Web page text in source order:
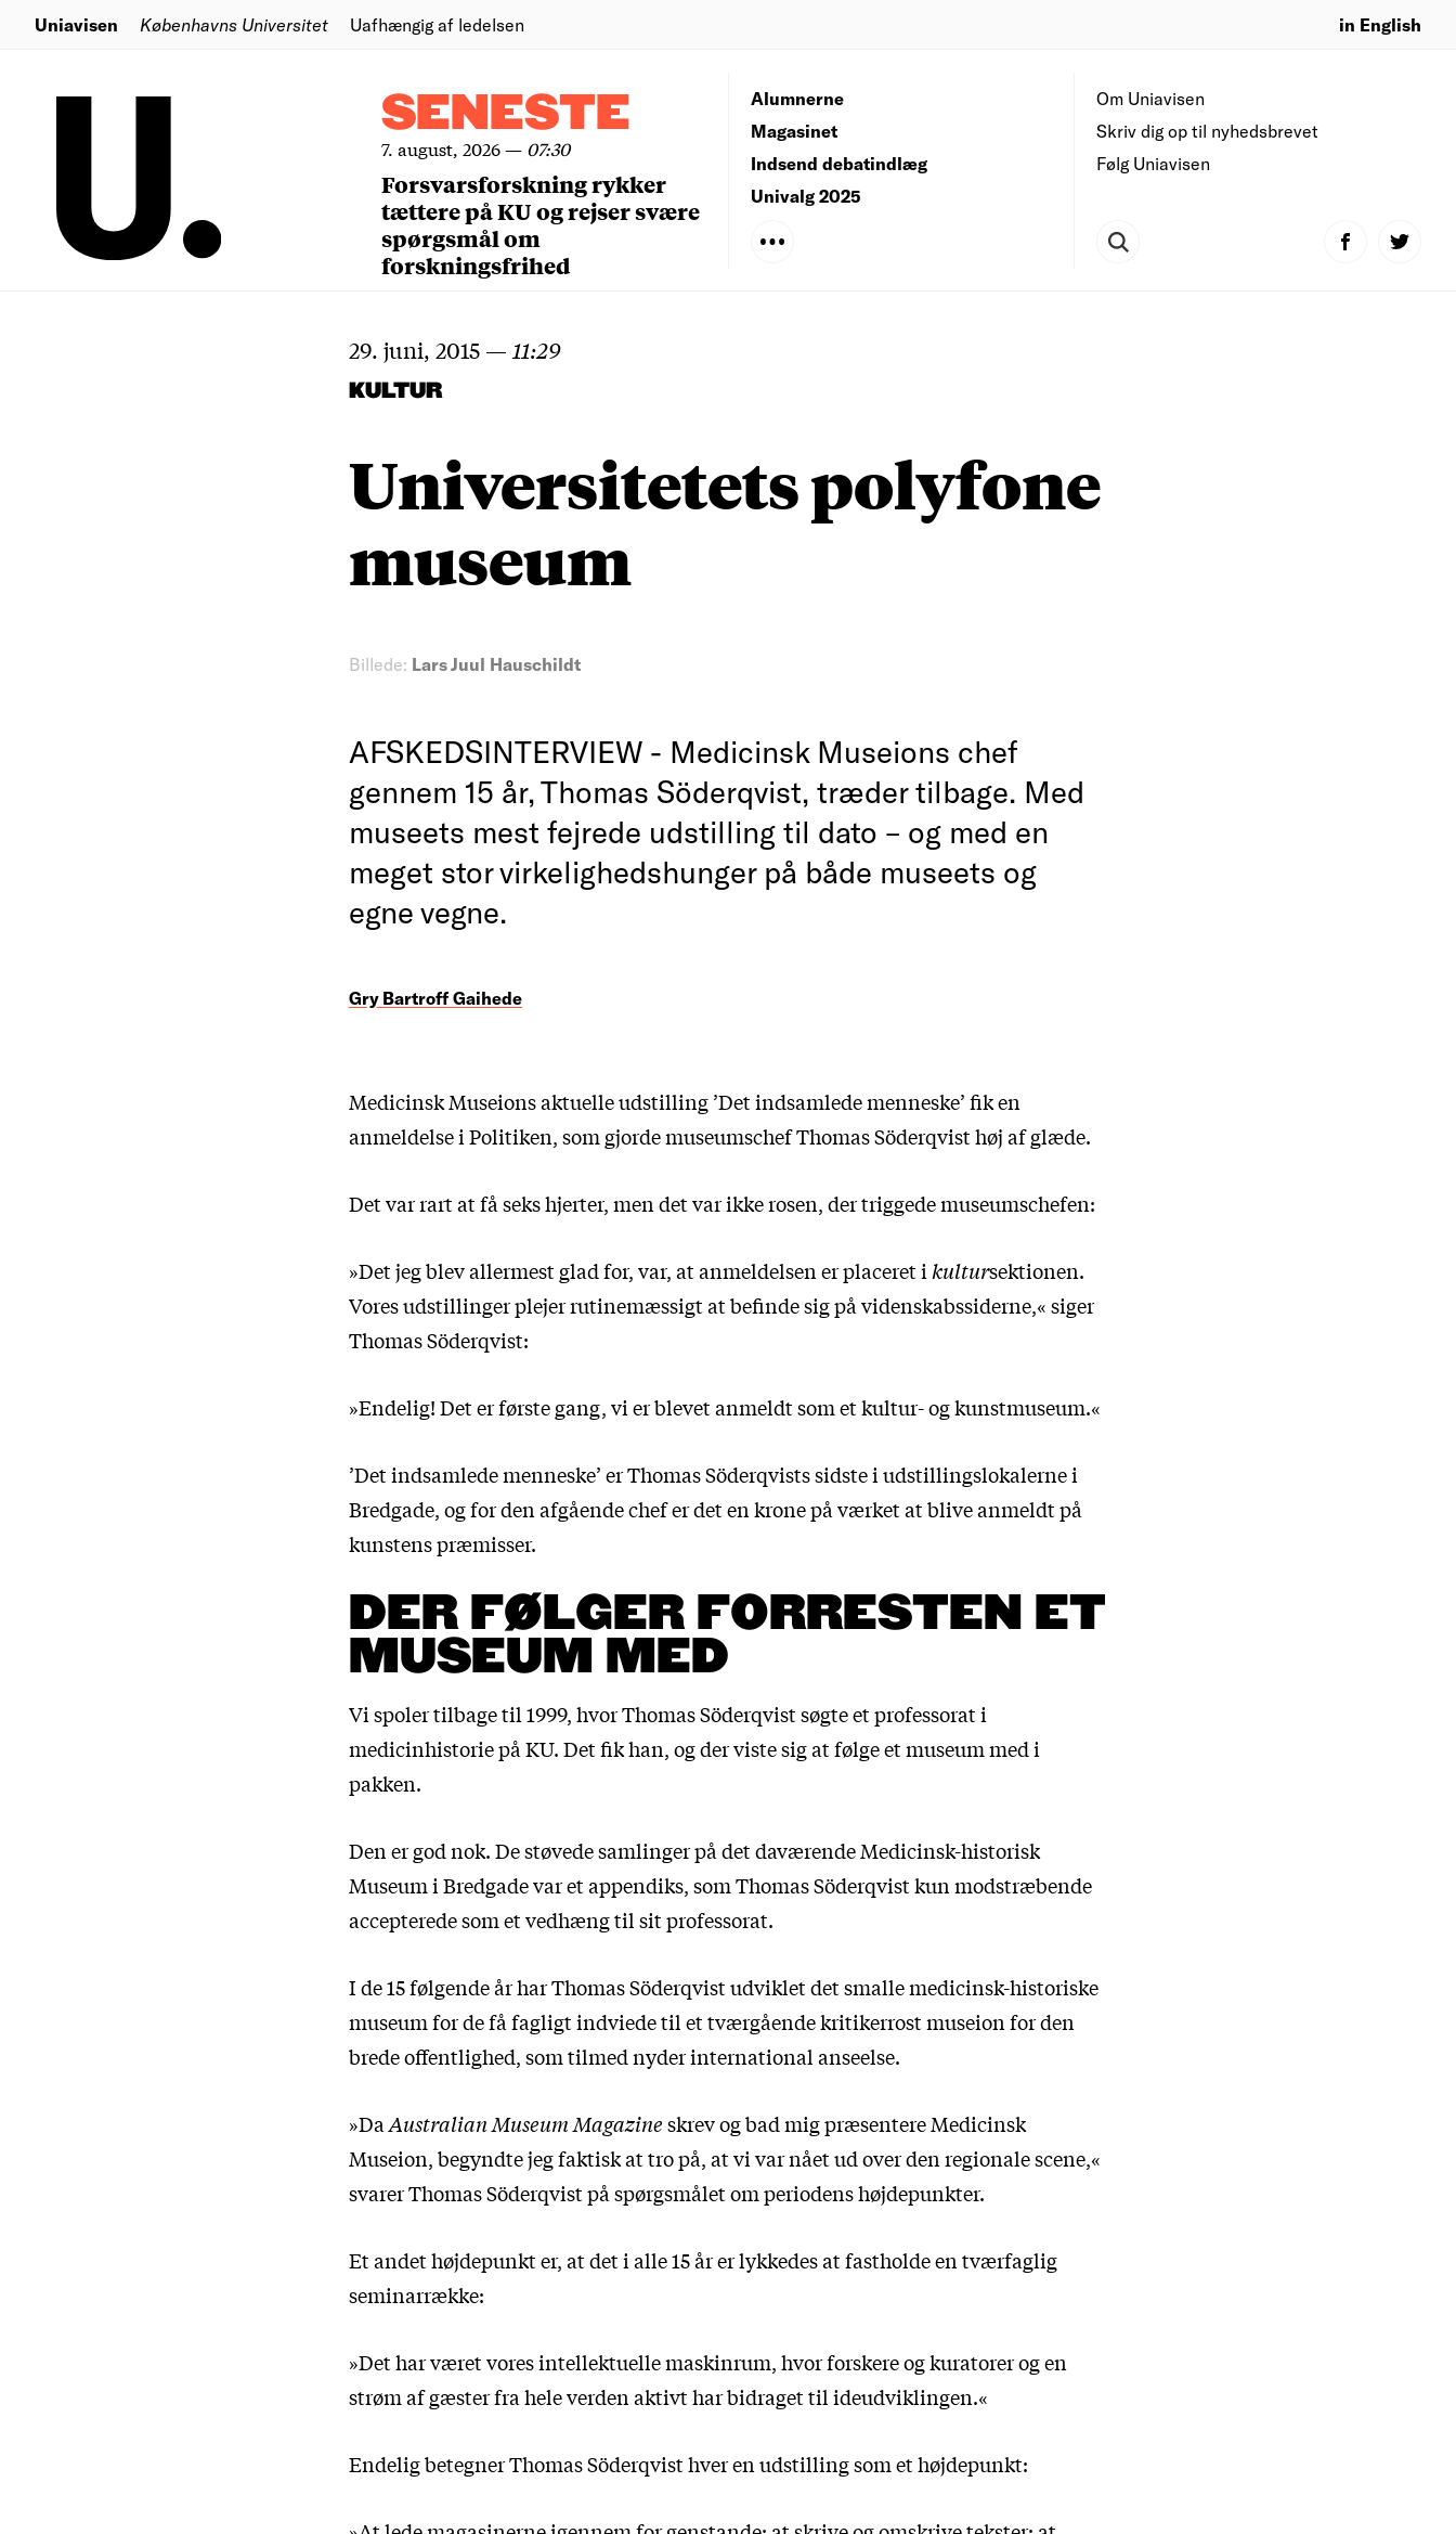
Uniavisen Københavns Universitet Uafhængig af ledelsen in English
SENESTE
7. august, 2026— 07:30
Forsvarsforskning rykker
tættere på KU og rejser svære
spørgsmål om
forskningsfrihed
Om Uniavisen
Skriv dig op til nyhedsbrevet
Følg Uniavisen
Alumnerne
Magasinet
Indsend debatindlæg
Univalg 2025
29. juni, 2015 — 11:29
KULTUR
Universitetets polyfone
museum
Billede: Lars Juul Hauschildt
AFSKEDSINTERVIEW - Medicinsk Museions chef
gennem 15 år, Thomas Söderqvist, træder tilbage. Med
museets mest fejrede udstilling til dato – og med en
meget stor virkelighedshunger på både museets og
egne vegne.
Gry Bartroff Gaihede
Medicinsk Museions aktuelle udstilling ’Det indsamlede menneske’ fik en
anmeldelse i Politiken, som gjorde museumschef Thomas Söderqvist høj af glæde.
Det var rart at få seks hjerter, men det var ikke rosen, der triggede museumschefen:
»Det jeg blev allermest glad for, var, at anmeldelsen er placeret i kultursektionen.
Vores udstillinger plejer rutinemæssigt at befinde sig på videnskabssiderne,« siger
Thomas Söderqvist:
»Endelig! Det er første gang, vi er blevet anmeldt som et kultur- og kunstmuseum.«
’Det indsamlede menneske’ er Thomas Söderqvists sidste i udstillingslokalerne i
Bredgade, og for den afgående chef er det en krone på værket at blive anmeldt på
kunstens præmisser.
DER FØLGER FORRESTEN ET
MUSEUM MED
Vi spoler tilbage til 1999, hvor Thomas Söderqvist søgte et professorat i
medicinhistorie på KU. Det fik han, og der viste sig at følge et museum med i
pakken.
Den er god nok. De støvede samlinger på det daværende Medicinsk-historisk
Museum i Bredgade var et appendiks, som Thomas Söderqvist kun modstræbende
accepterede som et vedhæng til sit professorat.
I de 15 følgende år har Thomas Söderqvist udviklet det smalle medicinsk-historiske
museum for de få fagligt indviede til et tværgående kritikerrost museion for den
brede offentlighed, som tilmed nyder international anseelse.
»Da Australian Museum Magazineskrev og bad mig præsentere Medicinsk
Museion, begyndte jeg faktisk at tro på, at vi var nået ud over den regionale scene,«
svarer Thomas Söderqvist på spørgsmålet om periodens højdepunkter.
Et andet højdepunkt er, at det i alle 15 år er lykkedes at fastholde en tværfaglig
seminarrække:
»Det har været vores intellektuelle maskinrum, hvor forskere og kuratorer og en
strøm af gæster fra hele verden aktivt har bidraget til ideudviklingen.«
Endelig betegner Thomas Söderqvist hver en udstilling som et højdepunkt: